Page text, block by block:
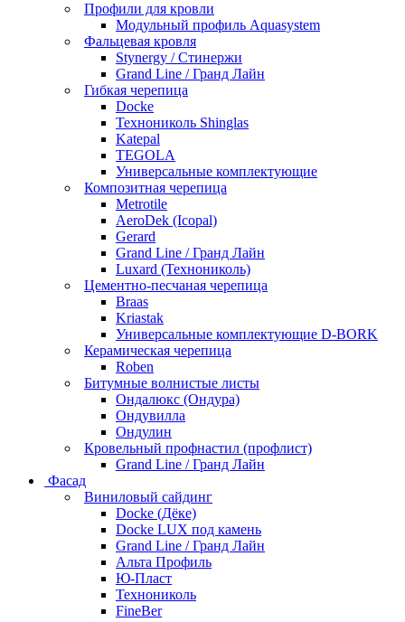
Профили для кровли
Модульный профиль Aquasystem
Фальцевая кровля
Stynergy / Стинержи
Grand Line / Гранд Лайн
Гибкая черепица
Docke
Технониколь Shinglas
Katepal
TEGOLA
Универсальные комплектующие
Композитная черепица
Metrotile
AeroDek (Icopal)
Gerard
Grand Line / Гранд Лайн
Luxard (Технониколь)
Цементно-песчаная черепица
Braas
Kriastak
Универсальные комплектующие D-BORK
Керамическая черепица
Roben
Битумные волнистые листы
Ондалюкс (Ондура)
Ондувилла
Ондулин
Кровельный профнастил (профлист)
Grand Line / Гранд Лайн
Фасад
Виниловый сайдинг
Docke (Дёке)
Docke LUX под камень
Grand Line / Гранд Лайн
Альта Профиль
Ю-Пласт
Технониколь
FineBer